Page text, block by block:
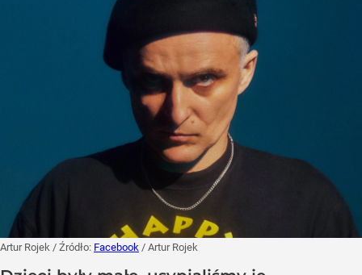
Artur Rojek / Źródło: Facebook / Artur Rojek